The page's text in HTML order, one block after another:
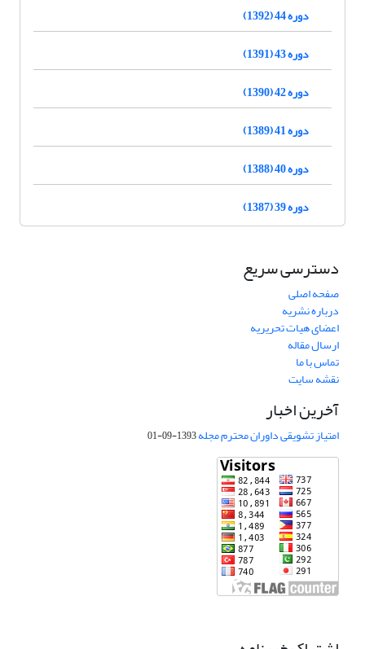
دوره 44 (1392)
دوره 43 (1391)
دوره 42 (1390)
دوره 41 (1389)
دوره 40 (1388)
دوره 39 (1387)
دسترسی سریع
صفحه اصلی
درباره نشریه
اعضای هیات تحریریه
ارسال مقاله
تماس با ما
نقشه سایت
آخرین اخبار
امتیاز تشویقی داوران محترم مجله1393-09-01